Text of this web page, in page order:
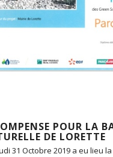
POUR LA
DE LORETTE
31 Octobre 2019 a eu lieu